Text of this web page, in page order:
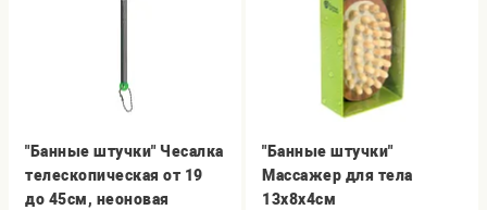
"Банные штучки" Чесалка
телескопическая от 19
до 45см, неоновая
"Банные штучки"
Массажер для тела
13х8х4см